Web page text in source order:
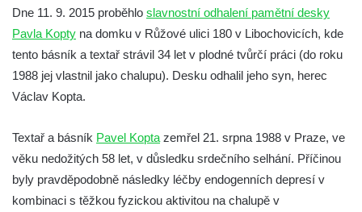
Česká pamětní deska Johanna Wolfganga
von Goethe na hradě Hasištejn
Německá pamětní deska Johanna
Wolfganga von Goethe na hradě Hasištejn
Pamětní deska Ondřeje Hese severně od
Pamětní deska Giacoma Casanovy de
Seingalt na zámeckém nádvoří v Duchcově
Dne 11. 9. 2015 proběhlo slavnostní odhalení pamětní desky
Pavla Kopty na domku v Růžové ulici 180 v Libochovicích, kde
tento básník a textař strávil 34 let v plodné tvůrčí práci (do roku
1988 jej vlastnil jako chalupu). Desku odhalil jeho syn, herec
Václav Kopta.
Textař a básník Pavel Kopta zemřel 21. srpna 1988 v Praze, ve
věku nedožitých 58 let, v důsledku srdečního selhání. Příčinou
byly pravděpodobně následky léčby endogenních depresí v
kombinaci s těžkou fyzickou aktivitou na chalupě v